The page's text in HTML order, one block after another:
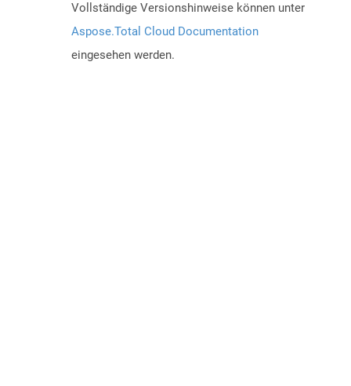
Vollständige Versionshinweise können unter
Aspose.Total Cloud Documentation
eingesehen werden.